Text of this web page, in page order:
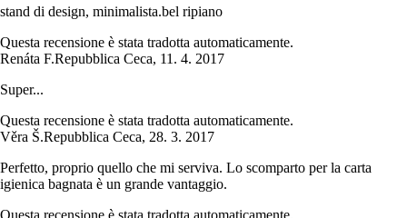
stand di design, minimalista.bel ripiano
Questa recensione è stata tradotta automaticamente.
Renáta F.Repubblica Ceca, 11. 4. 2017
Super...
Questa recensione è stata tradotta automaticamente.
Věra Š.Repubblica Ceca, 28. 3. 2017
Perfetto, proprio quello che mi serviva. Lo scomparto per la carta
igienica bagnata è un grande vantaggio.
Questa recensione è stata tradotta automaticamente.